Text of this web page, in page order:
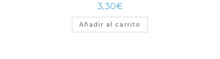
3,30€
Añadir al carrito